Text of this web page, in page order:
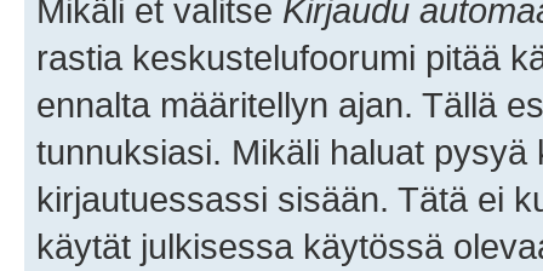
Mikäli et valitse Kirjaudu
rastia keskustelufoorumi pitää
ennalta määritellyn ajan. Tällä
tunnuksiasi. Mikäli haluat
kirjautuessassi sisään. Tätä ei
käytät julkisessa käytössä